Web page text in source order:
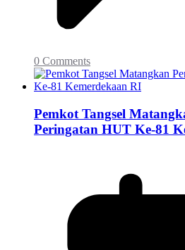
0 Comments
Pemkot Tangsel
Peringatan HUT Ke-81